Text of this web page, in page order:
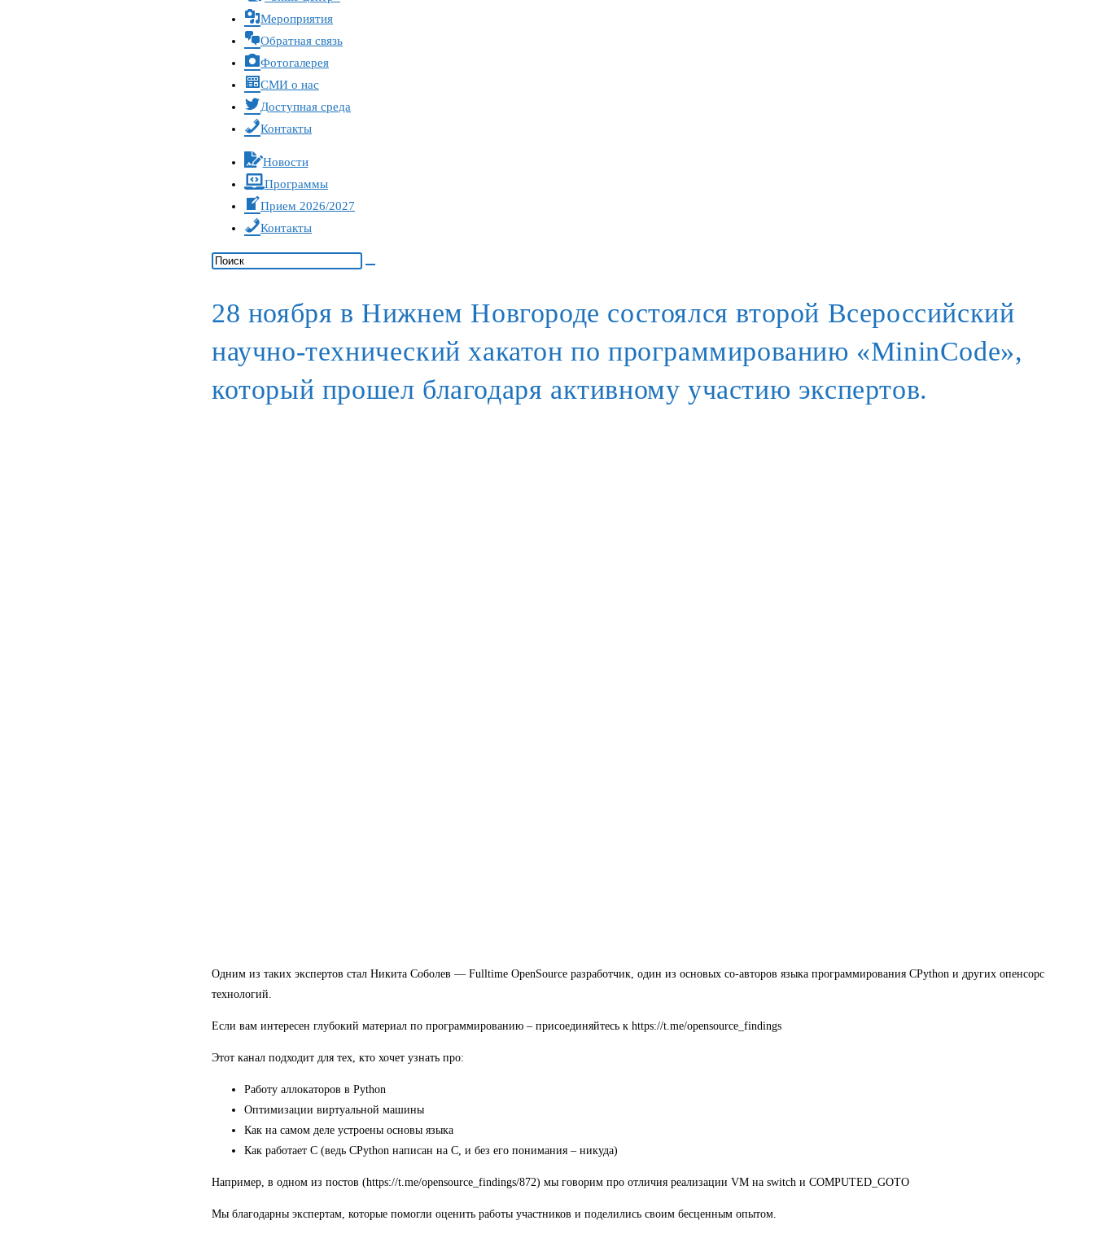
Мероприятия
Обратная связь
Фотогалерея
СМИ о нас
Доступная среда
Контакты
Новости
Программы
Прием 2026/2027
Контакты
28 ноября в Нижнем Новгороде состоялся второй Всероссийский
научно-технический хакатон по программированию «MininCode»,
который прошел благодаря активному участию экспертов.
Одним из таких экспертов стал Никита Соболев — Fulltime OpenSource разработчик, один из основых со-авторов языка программирования CPython и других опенсорс
технологий.
Если вам интересен глубокий материал по программированию – присоединяйтесь к https://t.me/opensource_findings
Этот канал подходит для тех, кто хочет узнать про:
Работу аллокаторов в Python
Оптимизации виртуальной машины
Как на самом деле устроены основы языка
Как работает C (ведь CPython написан на C, и без его понимания – никуда)
Например, в одном из постов (https://t.me/opensource_findings/872) мы говорим про отличия реализации VM на switch и COMPUTED_GOTO
Мы благодарны экспертам, которые помогли оценить работы участников и поделились своим бесценным опытом.